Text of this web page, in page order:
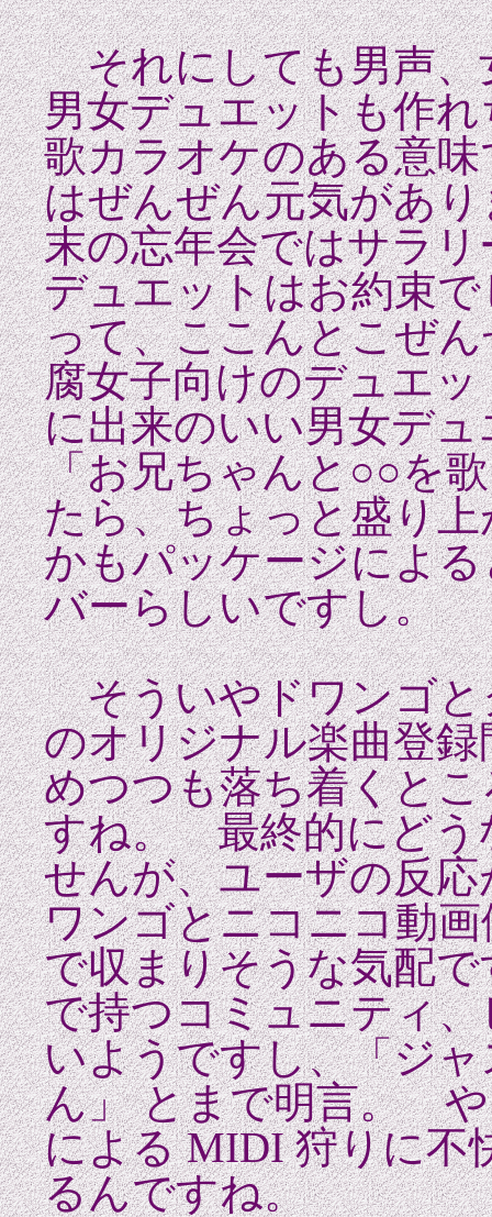
それにしても男声、
男女デュエットも作
歌カラオケのある意
はぜんぜん元気があ
末の忘年会ではサラ
デュエットはお約束
って、ここんとこぜ
腐女子向けのデュエ
に出来のいい男女デ
「お兄ちゃんと○○を
たら、ちょっと盛り
かもパッケージによ
バーらしいですし。
そういやドワンゴと
のオリジナル楽曲登
めつつも落ち着くと
すね。 最終的にどう
せんが、ユーザの反
ワンゴとニコニコ動
で収まりそうな気配
で持つコミュニティ
いようですし、「ジ
ん」 とまで明言。
による MIDI 狩りに不
るんですね。